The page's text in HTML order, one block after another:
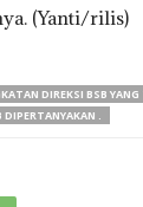
(Yanti/rilis)
DIREKSI BSB
DIPERTANYAKAN .